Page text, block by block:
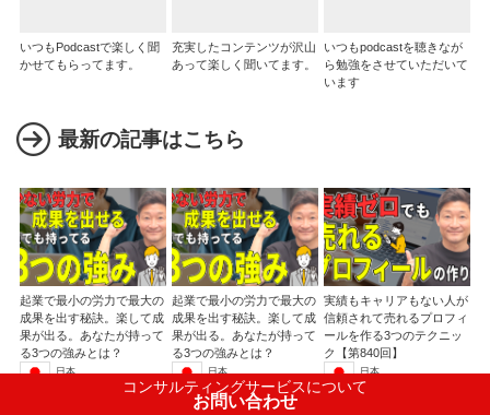
コンサルティングサービスについて
お問い合わせ
いつもPodcastで楽しく聞
かせてもらってます。
充実したコンテンツが沢山
あって楽しく聞いてます。
いつもpodcastを聴きなが
ら勉強をさせていただいて
います
最新の記事はこちら
起業で最小の労力で最大の
成果を出す秘訣。楽して成
果が出る。あなたが持って
る3つの強みとは？
日本
起業で最小の労力で最大の
成果を出す秘訣。楽して成
果が出る。あなたが持って
る3つの強みとは？
日本
河野竜夫
実績もキャリアもない人が
信頼されて売れるプロフィ
ールを作る3つのテクニッ
ク【第840回】
日本
河野竜夫